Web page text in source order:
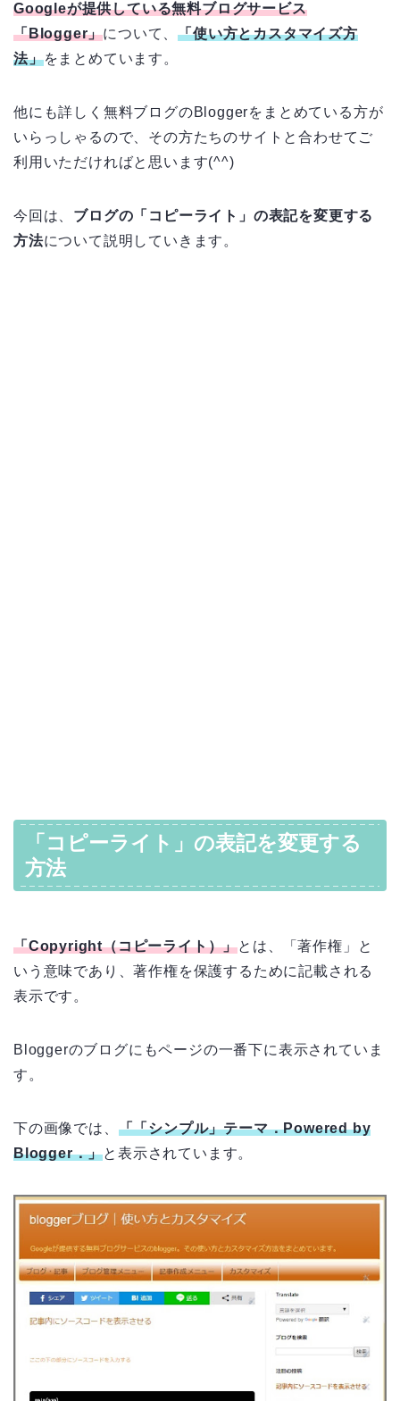
Googleが提供している無料ブログサービス
「Blogger」について、「使い方とカスタマイズ方
法」をまとめています。
他にも詳しく無料ブログのBloggerをまとめている方が
いらっしゃるので、その方たちのサイトと合わせてご
利用いただければと思います(^^)
今回は、 ブログの「コピーライト」の表記を変更する
方法について説明していきます。
「コピーライト」の表記を変更する
方法
「Copyright（コピーライト）」とは、「著作権」と
いう意味であり、著作権を保護するために記載される
表示です。
Bloggerのブログにもページの一番下に表示されていま
す。
下の画像では、 「「シンプル」テーマ．Powered by
Blogger．」と表示されています。